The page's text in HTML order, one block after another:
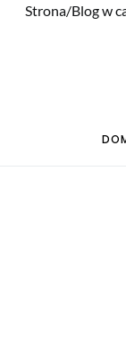
Strona/Blog w